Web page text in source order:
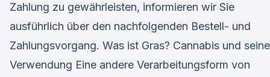
Zahlung zu gewährleisten, informieren wir Sie
ausführlich über den nachfolgenden Bestell- und
Zahlungsvorgang. Was ist Gras? Cannabis und seine
Verwendung Eine andere Verarbeitungsform von